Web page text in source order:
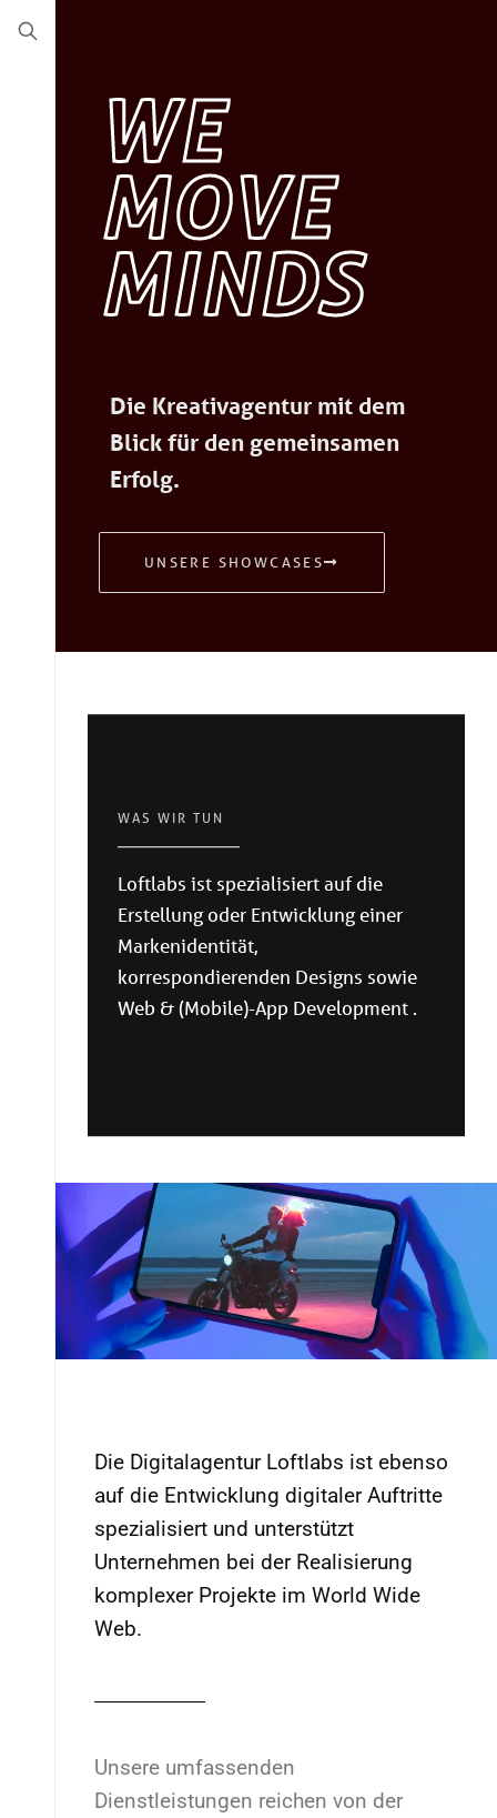
WE
MOVE
MINDS
Die Kreativagentur mit dem
Blick für den gemeinsamen
Erfolg.
UNSERE SHOWCASES
WAS WIR TUN
Loftlabs ist spezialisiert auf die
Erstellung oder Entwicklung einer
Markenidentität,
korrespondierenden Designs sowie
Web & (Mobile)-App Development .
Die Digitalagentur Loftlabs ist ebenso
auf die Entwicklung digitaler Auftritte
spezialisiert und unterstützt
Unternehmen bei der Realisierung
komplexer Projekte im World Wide
Web.
Unsere umfassenden
Dienstleistungen reichen von der